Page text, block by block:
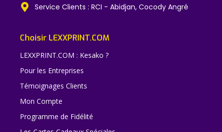
Service Clients : RCI - Abidjan, Cocody Angré
Choisir LEXXPRINT.COM
LEXXPRINT.COM : Kesako ?
Pour les Entreprises
Témoignages Clients
Mon Compte
Programme de Fidélité